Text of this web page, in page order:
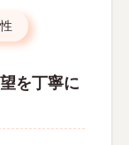
を丁寧に